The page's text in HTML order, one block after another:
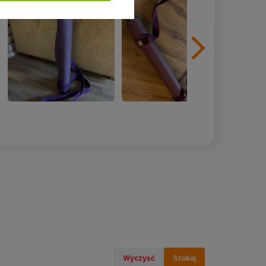
Wyczyść Szukaj